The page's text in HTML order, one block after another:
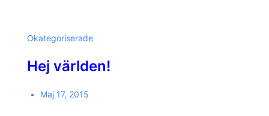
Okategoriserade
Hej världen!
Maj 17, 2015